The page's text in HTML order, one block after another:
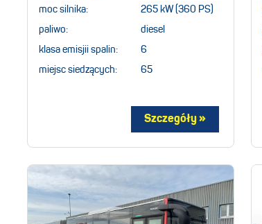
moc silnika: 265 kW (360 PS)
paliwo: diesel
klasa emisjii spalin: 6
miejsc siedzących: 65